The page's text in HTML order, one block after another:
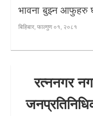
भावना बुझ्न आफुहरु
बिहिबार, फाल्गुण ०१, २०८१
रत्ननगर